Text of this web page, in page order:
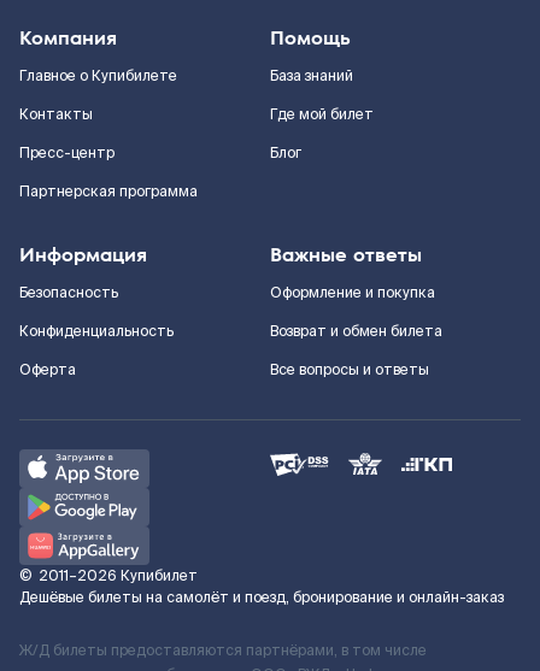
Компания
Главное о Купибилете
Контакты
Пресс-центр
Партнерская программа
Помощь
База знаний
Где мой билет
Блог
Информация
Безопасность
Конфиденциальность
Оферта
Важные ответы
Оформление и покупка
Возврат и обмен билета
Все вопросы и ответы
© 2011–2026 Купибилет
Дешёвые билеты на самолёт и поезд, бронирование и онлайн-заказ
Ж/Д билеты предоставляются партнёрами, в том числе